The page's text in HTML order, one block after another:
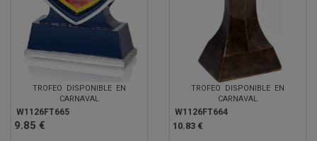
TROFEO DISPONIBLE EN
CARNAVAL
W1126FT665
9.85 €
TROFEO DISPONIBLE EN
CARNAVAL
W1126FT664
10.83 €